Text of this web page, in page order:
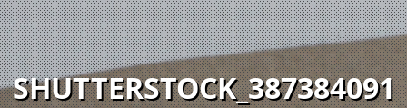
SHUTTERSTOCK_387384091